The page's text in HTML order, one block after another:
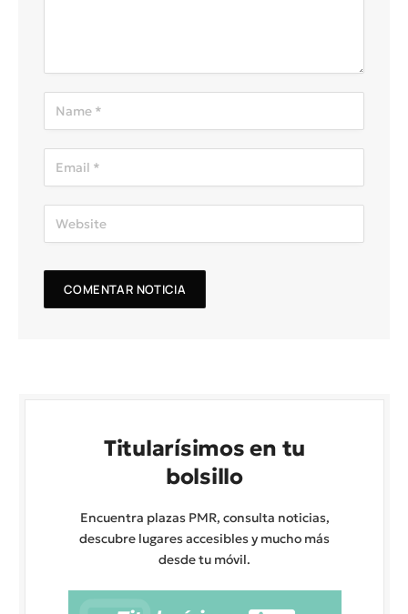
Titularísimos en tu
bolsillo
Encuentra plazas PMR, consulta noticias,
descubre lugares accesibles y mucho más
desde tu móvil.